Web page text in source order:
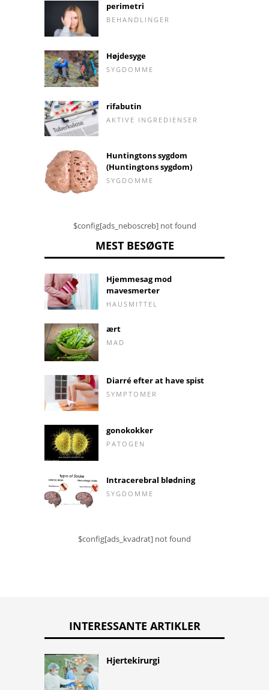
perimetri
BEHANDLINGER
Højdesyge
SYGDOMME
rifabutin
AKTIVE INGREDIENSER
Huntingtons sygdom
(Huntingtons sygdom)
SYGDOMME
$config[ads_neboscreb] not found
MEST BESØGTE
Hjemmesag mod
mavesmerter
HAUSMITTEL
ært
MAD
Diarré efter at have spist
SYMPTOMER
gonokokker
PATOGEN
Intracerebral blødning
SYGDOMME
$config[ads_kvadrat] not found
INTERESSANTE ARTIKLER
Hjertekirurgi